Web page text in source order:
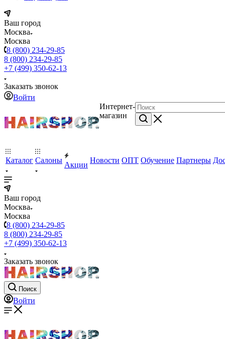
Ваш город
Москва
Москва
8 (800) 234-29-85
8 (800) 234-29-85
+7 (499) 350-62-13
Заказать звонок
Войти
Интернет-
магазин
Каталог Салоны
Акции
Новости ОПТ Обучение Партнеры
Ваш город
Москва
Москва
8 (800) 234-29-85
8 (800) 234-29-85
+7 (499) 350-62-13
Заказать звонок
Поиск
Войти